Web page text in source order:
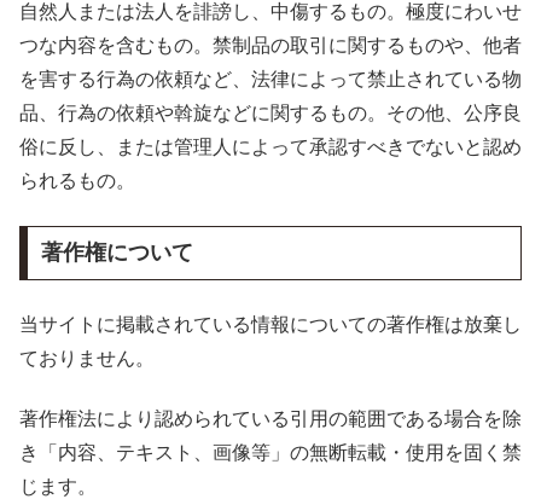
自然人または法人を誹謗し、中傷するもの。極度にわいせ
つな内容を含むもの。禁制品の取引に関するものや、他者
を害する行為の依頼など、法律によって禁止されている物
品、行為の依頼や斡旋などに関するもの。その他、公序良
俗に反し、または管理人によって承認すべきでないと認め
られるもの。
著作権について
当サイトに掲載されている情報についての著作権は放棄し
ておりません。
著作権法により認められている引用の範囲である場合を除
き「内容、テキスト、画像等」の無断転載・使用を固く禁
じます。